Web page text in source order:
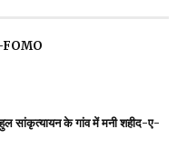
सांकृत्यायन के गांव में मनी शहीद-ए-